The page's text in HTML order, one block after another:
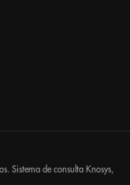
Sistema de consulta Knosys